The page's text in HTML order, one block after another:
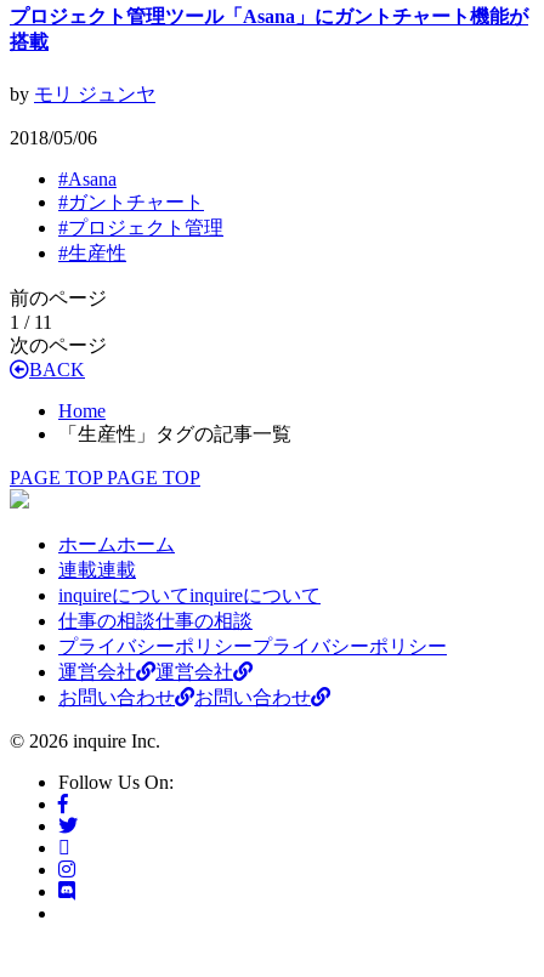
プロジェクト管理ツール「Asana」にガントチャート機能が
搭載
by モリ ジュンヤ
2018/05/06
#Asana
#ガントチャート
#プロジェクト管理
#生産性
前のページ
1 / 11
次のページ
BACK
Home
「生産性」タグの記事一覧
PAGE TOP PAGE TOP
ホームホーム
連載連載
inquireについてinquireについて
仕事の相談仕事の相談
プライバシーポリシープライバシーポリシー
運営会社
運営会社
お問い合わせ
お問い合わせ
© 2026 inquire Inc.
Follow Us On: